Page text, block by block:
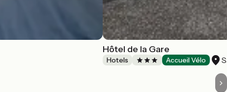
Hôtel de la Gare
Hotels Accueil Vélo